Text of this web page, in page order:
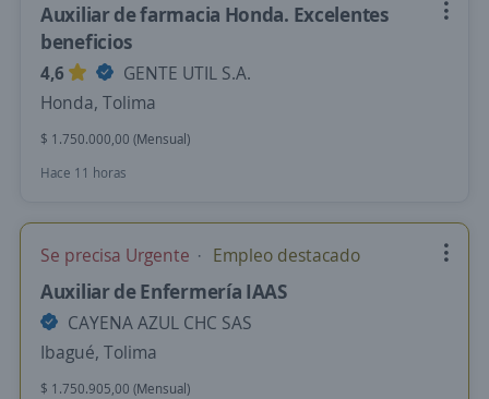
Auxiliar de farmacia Honda. Excelentes
beneficios
4,6
GENTE UTIL S.A.
Honda, Tolima
$ 1.750.000,00 (Mensual)
Hace 11 horas
Se precisa Urgente Empleo destacado
Auxiliar de Enfermería IAAS
CAYENA AZUL CHC SAS
Ibagué, Tolima
$ 1.750.905,00 (Mensual)